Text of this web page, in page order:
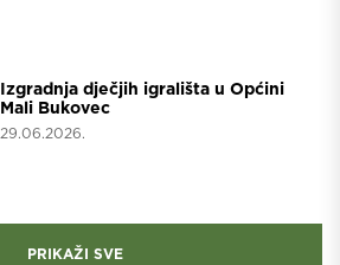
Izgradnja dječjih igrališta u Općini
Mali Bukovec
29.06.2026.
PRIKAŽI SVE